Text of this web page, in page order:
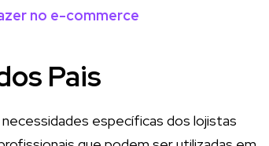
no e-commerce
Pais
específicas dos lojistas